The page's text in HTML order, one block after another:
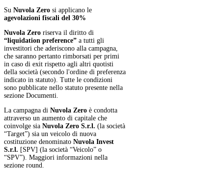
Su Nuvola Zero si applicano le
agevolazioni fiscali del 30%
Nuvola Zero riserva il diritto di
“liquidation preference” a tutti gli
investitori che aderiscono alla campagna,
che saranno pertanto rimborsati per primi
in caso di exit rispetto agli altri quotisti
della società (secondo l'ordine di preferenza
indicato in statuto). Tutte le condizioni
sono pubblicate nello statuto presente nella
sezione Documenti.
La campagna di Nuvola Zero è condotta
attraverso un aumento di capitale che
coinvolge sia Nuvola Zero S.r.l. (la società
“Target”) sia un veicolo di nuova
costituzione denominato Nuvola Invest
S.r.l. [SPV] (la società “Veicolo” o
“SPV”). Maggiori informazioni nella
sezione round.